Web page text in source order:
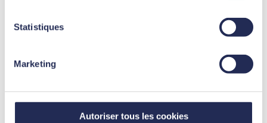
Statistiques
Marketing
Autoriser tous les cookies
Prêt personnel
Prêt voiture d'occasion
Prêt moto d’occasion